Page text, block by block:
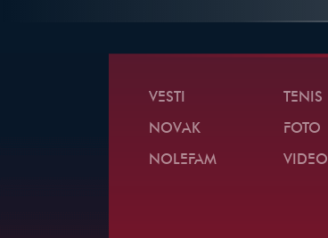
VESTI
NOVAK
NOLEFAM
TENIS
FOTO
VIDEO